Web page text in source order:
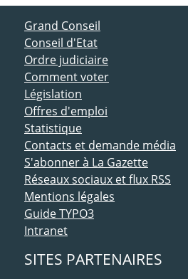
ACCÈS DIRECT
Grand Conseil
Conseil d'Etat
Ordre judiciaire
Comment voter
Législation
Offres d'emploi
Statistique
Contacts et demande média
S'abonner à La Gazette
Réseaux sociaux et flux RSS
Mentions légales
Guide TYPO3
Intranet
SITES PARTENAIRES